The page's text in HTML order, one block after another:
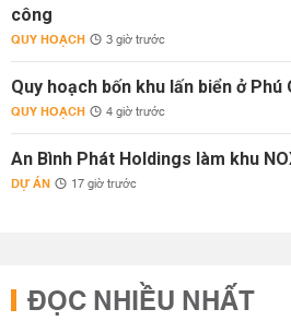
công
QUY HOẠCH 3 giờ trước
Quy hoạch bốn khu lấn biển ở Phú
QUY HOẠCH 4 giờ trước
An Bình Phát Holdings làm khu
DỰ ÁN 17 giờ trước
ĐỌC NHIỀU NHẤT